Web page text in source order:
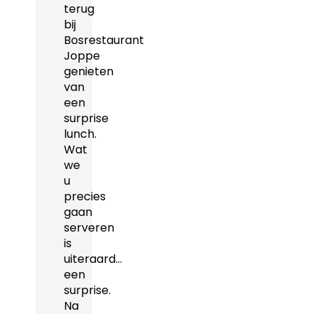
terug
bij
Bosrestaurant
Joppe
genieten
van
een
surprise
lunch.
Wat
we
u
precies
gaan
serveren
is
uiteraard…
een
surprise.
Na